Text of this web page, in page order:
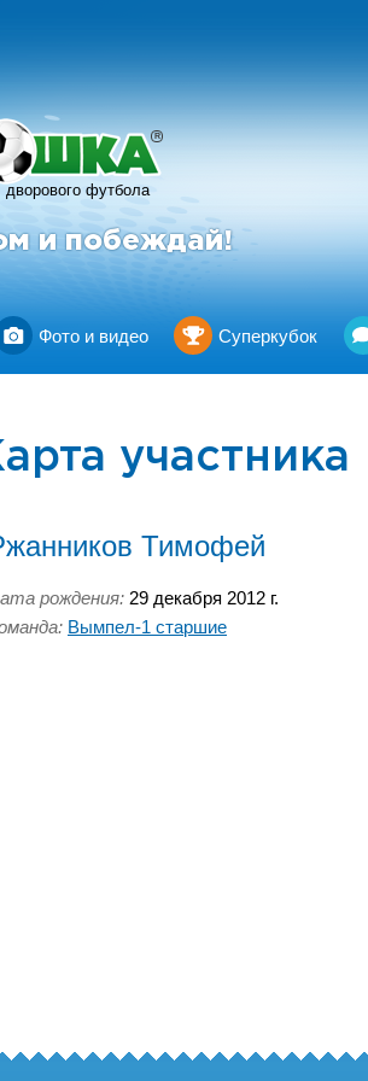
дворового футбола
R
и побеждай!
Фото и видео Суперкубок
участника
Тимофей
рождения: 29 декабря 2012 г.
Вымпел-1 старшие